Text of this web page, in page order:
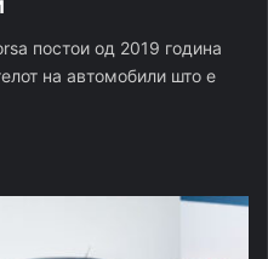
постои од 2019 година
на автомобили што е